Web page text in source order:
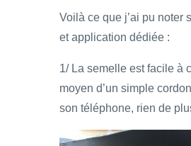
Voilà ce que j’ai pu noter
et application dédiée :
1/ La semelle est facile à
moyen d’un simple
son téléphone, rien de